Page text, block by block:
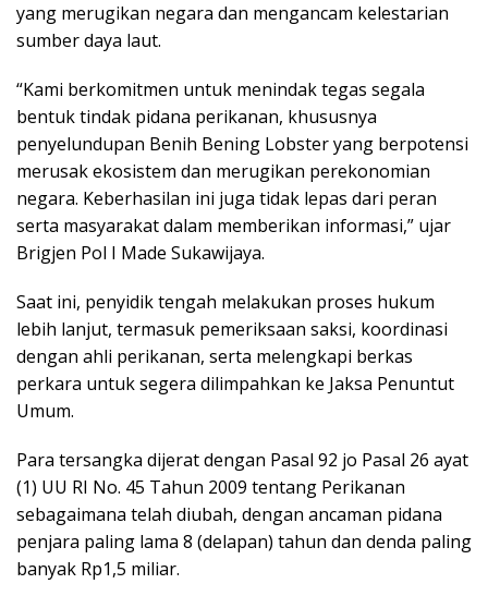
yang merugikan negara dan mengancam kelestarian
sumber daya laut.
“Kami berkomitmen untuk menindak tegas segala
bentuk tindak pidana perikanan, khususnya
penyelundupan Benih Bening Lobster yang berpotensi
merusak ekosistem dan merugikan perekonomian
negara. Keberhasilan ini juga tidak lepas dari peran
serta masyarakat dalam memberikan informasi,” ujar
Brigjen Pol I Made Sukawijaya.
Saat ini, penyidik tengah melakukan proses hukum
lebih lanjut, termasuk pemeriksaan saksi, koordinasi
dengan ahli perikanan, serta melengkapi berkas
perkara untuk segera dilimpahkan ke Jaksa Penuntut
Umum.
Para tersangka dijerat dengan Pasal 92 jo Pasal 26 ayat
(1) UU RI No. 45 Tahun 2009 tentang Perikanan
sebagaimana telah diubah, dengan ancaman pidana
penjara paling lama 8 (delapan) tahun dan denda paling
banyak Rp1,5 miliar.